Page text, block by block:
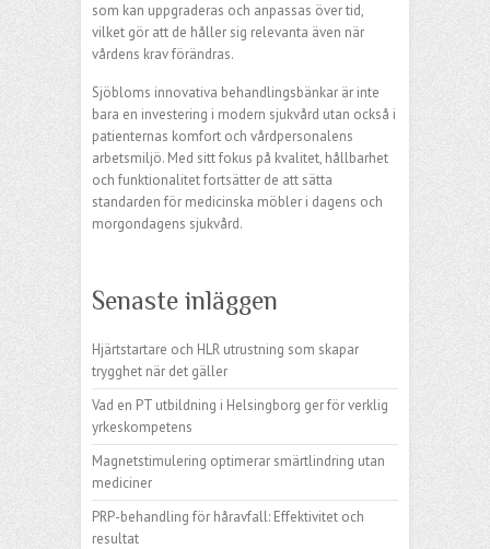
som kan uppgraderas och anpassas över tid,
vilket gör att de håller sig relevanta även när
vårdens krav förändras.
Sjöbloms innovativa behandlingsbänkar är inte
bara en investering i modern sjukvård utan också i
patienternas komfort och vårdpersonalens
arbetsmiljö. Med sitt fokus på kvalitet, hållbarhet
och funktionalitet fortsätter de att sätta
standarden för medicinska möbler i dagens och
morgondagens sjukvård.
Senaste inläggen
Hjärtstartare och HLR utrustning som skapar
trygghet när det gäller
Vad en PT utbildning i Helsingborg ger för verklig
yrkeskompetens
Magnetstimulering optimerar smärtlindring utan
mediciner
PRP-behandling för håravfall: Effektivitet och
resultat